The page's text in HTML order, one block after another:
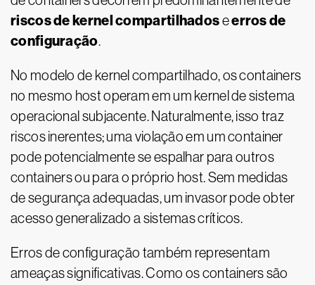
riscos de kernel compartilhadoseerros de
configuração.
No modelo de kernel compartilhado, os containers
no mesmo host operam em um kernel de sistema
operacional subjacente. Naturalmente, isso traz
riscos inerentes; uma violação em um container
pode potencialmente se espalhar para outros
containers ou para o próprio host. Sem medidas
de segurança adequadas, um invasor pode obter
acesso generalizado a sistemas críticos.
Erros de configuração também representam
ameaças significativas. Como os containers são